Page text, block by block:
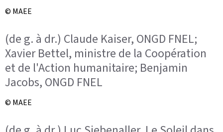
© MAEE
(de g. à dr.) Claude Kaiser, ONGD FNEL;
Xavier Bettel, ministre de la Coopération
et de l'Action humanitaire; Benjamin
Jacobs, ONGD FNEL
© MAEE